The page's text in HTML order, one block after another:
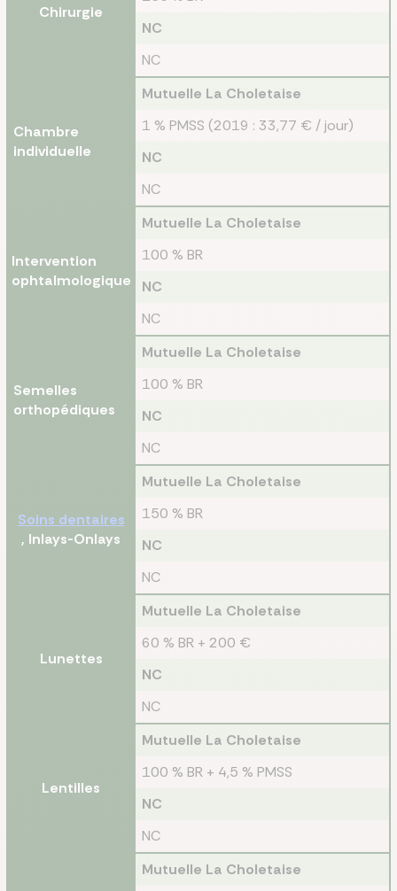
Chirurgie
NC
NC
Chambre
individuelle
Mutuelle La Choletaise
1 % PMSS (2019 : 33,77 € / jour)
NC
NC
Intervention
ophtalmologique
Mutuelle La Choletaise
100 % BR
NC
NC
Semelles
orthopédiques
Mutuelle La Choletaise
100 % BR
NC
NC
Soins dentaires
, Inlays-Onlays
Mutuelle La Choletaise
150 % BR
NC
NC
Lunettes
Mutuelle La Choletaise
60 % BR + 200 €
NC
NC
Lentilles
Mutuelle La Choletaise
100 % BR + 4,5 % PMSS
NC
NC
Mutuelle La Choletaise